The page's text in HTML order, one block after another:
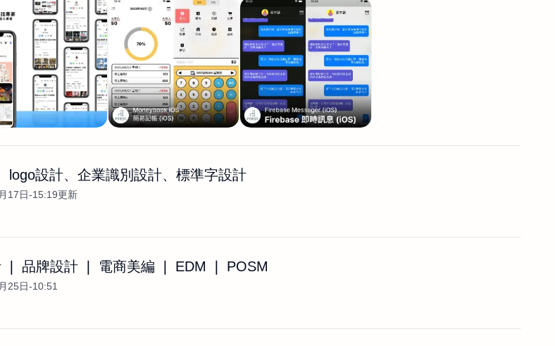
logo設計、企業識別設計、標準字設計
17日-15:19更新
❘ 品牌設計 ❘ 電商美編 ❘ EDM ❘ POSM
25日-10:51